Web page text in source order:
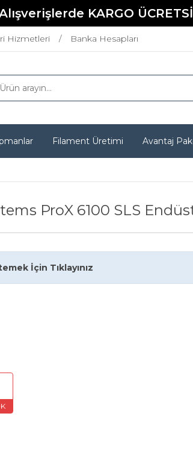
KARGO
Hizmetleri Banka Hesapları
Filament Üretimi Avantaj
ProX 6100 SLS
İçin Tıklayınız